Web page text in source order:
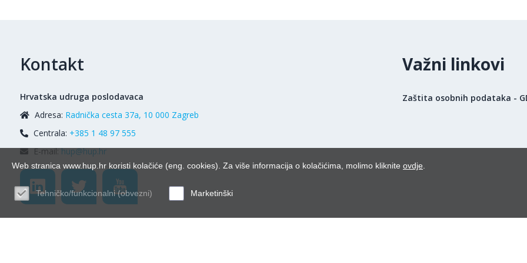
Kontakt
Hrvatska udruga poslodavaca
Adresa: Radnička cesta 37a, 10 000 Zagreb
Centrala: +385 1 48 97 555
E-mail:hup@hup.hr
Važni linkovi
Zaštita osobnih podataka -
Web stranica www.hup.hr koristi kolačiće (eng. cookies). Za više informacija o kolačićima, molimo kliknite ovdje
Tehničko/funkcionalni (obvezni) Marketinški